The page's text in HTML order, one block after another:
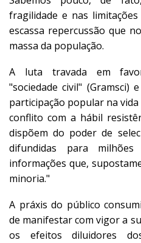
fragilidade e nas
escassa repercussão que
massa da população.
A luta travada em
"sociedade civil" (Gramsci)
participação popular na
conflito com a hábil
dispõem do poder de
difundidas para
informações que,
minoria."
A práxis do público
de manifestar com vigor a
os efeitos diluidores